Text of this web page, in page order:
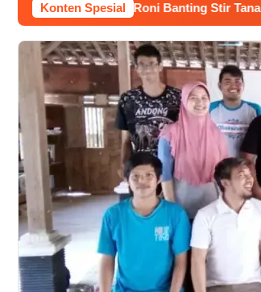
Konten Spesial
Sepi, Roni Banting Stir Tanam Melon